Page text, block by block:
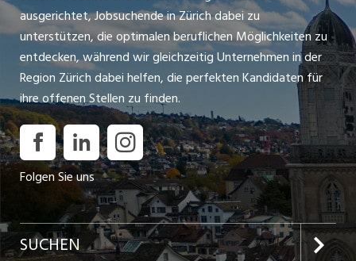
für Kinder- und Jugendmedizin in Europa. Das Grösste am
"Kispi" aber sind die Kleinen: Bis zu 100'000 Patientinnen
und Patienten werden jährlich versorgt, in 47
Fachbereichen tun wir alles zu ihrem Wohl. Nicht nur
modernste Geräte und höchste Qualität in der Behandlung
werden ...
INSERAT ANSEHEN
ausgerichtet, Jobsuchende in Zürich dabei zu
unterstützen, die optimalen beruflichen Möglichkeiten zu
entdecken, während wir gleichzeitig Unternehmen in der
Region Zürich dabei helfen, die perfekten Kandidaten für
ihre offenen Stellen zu finden.
Folgen Sie uns
SUCHEN